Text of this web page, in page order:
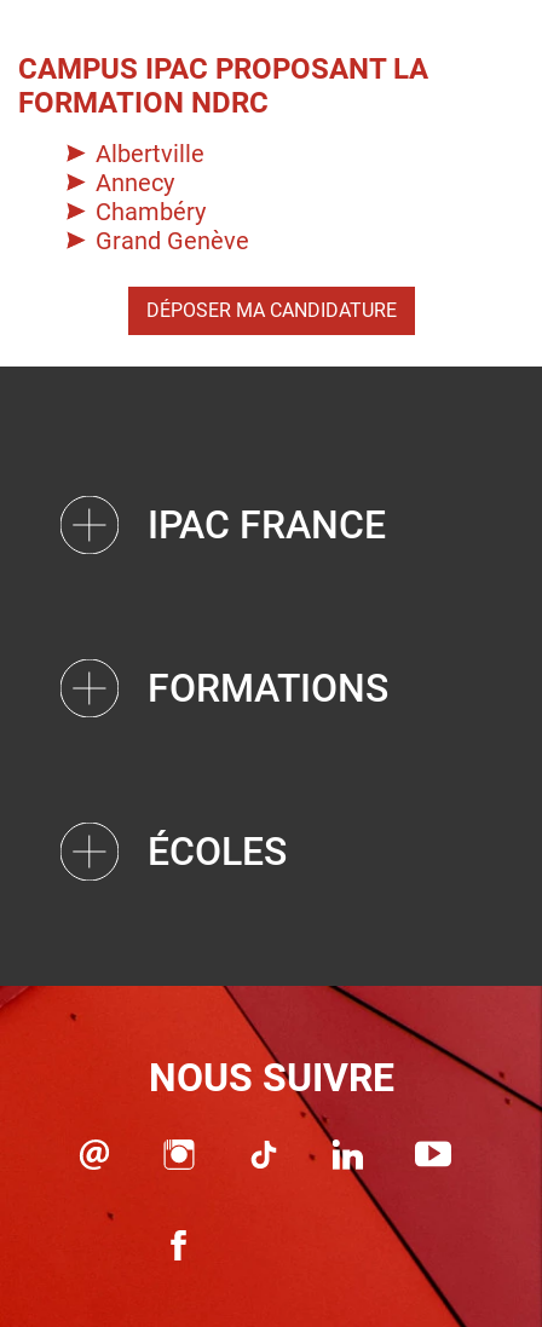
CAMPUS IPAC PROPOSANT LA
FORMATION NDRC
Albertville
Annecy
Chambéry
Grand Genève
DÉPOSER MA CANDIDATURE
IPAC FRANCE
FORMATIONS
ÉCOLES
NOUS SUIVRE